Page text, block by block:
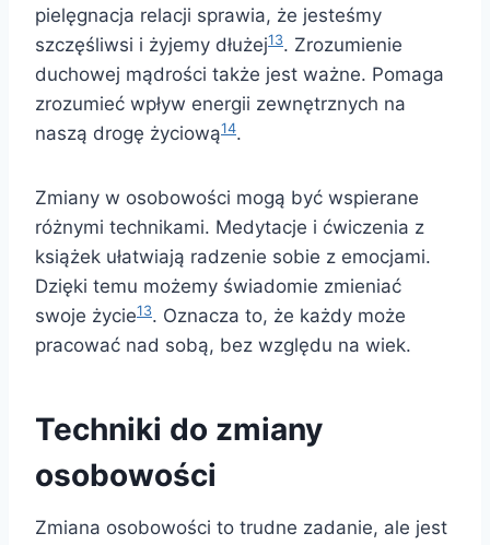
pielęgnacja relacji sprawia, że jesteśmy
szczęśliwsi i żyjemy dłużej13. Zrozumienie
duchowej mądrości także jest ważne. Pomaga
zrozumieć wpływ energii zewnętrznych na
naszą drogę życiową14.
Zmiany w osobowości mogą być wspierane
różnymi technikami. Medytacje i ćwiczenia z
książek ułatwiają radzenie sobie z emocjami.
Dzięki temu możemy świadomie zmieniać
swoje życie13. Oznacza to, że każdy może
pracować nad sobą, bez względu na wiek.
Techniki do zmiany
osobowości
Zmiana osobowości to trudne zadanie, ale jest